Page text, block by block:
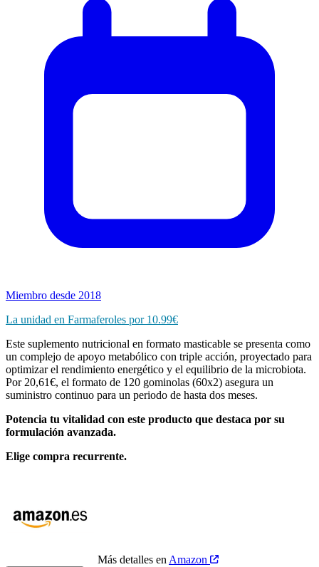
Miembro desde 2018
La unidad en Farmaferoles por 10.99€
Este suplemento nutricional en formato masticable se presenta como
un complejo de apoyo metabólico con triple acción, proyectado para
optimizar el rendimiento energético y el equilibrio de la microbiota.
Por 20,61€, el formato de 120 gominolas (60x2) asegura un
suministro continuo para un periodo de hasta dos meses.
Potencia tu vitalidad con este producto que destaca por su
formulación avanzada.
Elige compra recurrente.
Más detalles en Amazon